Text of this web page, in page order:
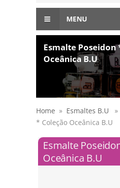
MENU
Esmalte Poseidon
Oceânica B.U
Home » Esmaltes B.U »
* Coleção Oceânica B.U
Esmalte
Oceânica B.U